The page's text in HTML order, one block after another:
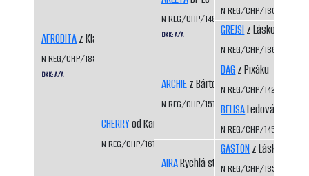
AFRODITAz Klánovického lesoparku
N REG/CHP/1889/16/18
DKK: A/A
CHERRYod Kamenité říčky
N REG/CHP/1616/12/15
N REG/CHP/1486/08/10
DKK: A/A
ARCHIEz Bártova háje
N REG/CHP/1515/09/11
AIRARychlá stopa
N REG/CHP/1308/03/
GREJSIz Láskova
N REG/CHP/1360/04/
DAGz Pixáku
N REG/CHP/1425/07/09
BELISALedová bouře
N REG/CHP/1453/07/09
GASTONz Láskova
N REG/CHP/1354/04/06